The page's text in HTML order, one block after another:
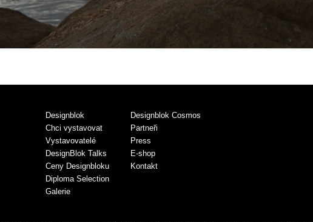
Designblok
Chci vystavovat
Vystavovatelé
DesignBlok Talks
Ceny Designbloku
Diploma Selection
Galerie
Designblok Cosmos
Partneři
Press
E-shop
Kontakt